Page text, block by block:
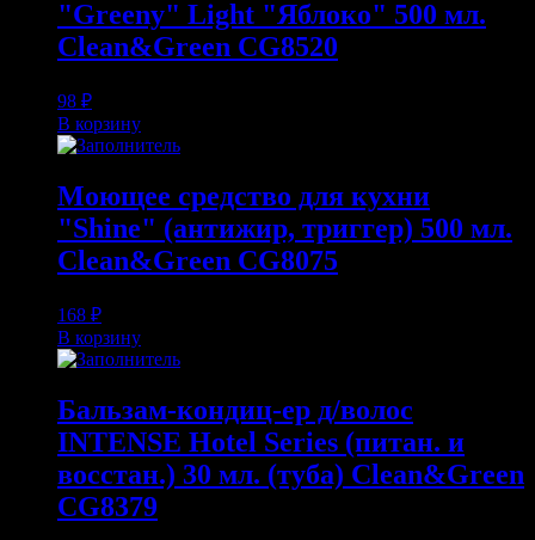
"Greeny" Light "Яблоко" 500 мл.
Clean&Green CG8520
98 ₽
В корзину
Моющее средство для кухни
"Shine" (антижир, триггер) 500 мл.
Clean&Green CG8075
168 ₽
В корзину
Бальзам-кондиц-ер д/волос
INTENSE Hotel Series (питан. и
восстан.) 30 мл. (туба) Clean&Green
CG8379